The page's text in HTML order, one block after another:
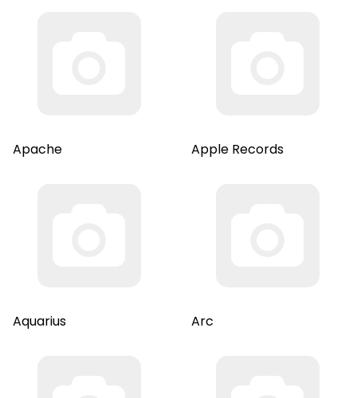
Apache Apple Records
Aquarius Arc